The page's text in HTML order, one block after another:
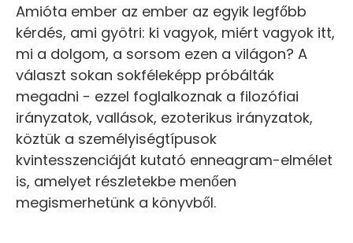
Amióta ember az ember az egyik legfőbb
kérdés, ami gyötri: ki vagyok, miért vagyok itt,
mi a dolgom, a sorsom ezen a világon? A
választ sokan sokféleképp próbálták
megadni - ezzel foglalkoznak a filozófiai
irányzatok, vallások, ezoterikus irányzatok,
köztük a személyiségtípusok
kvintesszenciáját kutató enneagram-elmélet
is, amelyet részletekbe menően
megismerhetünk a könyvből.